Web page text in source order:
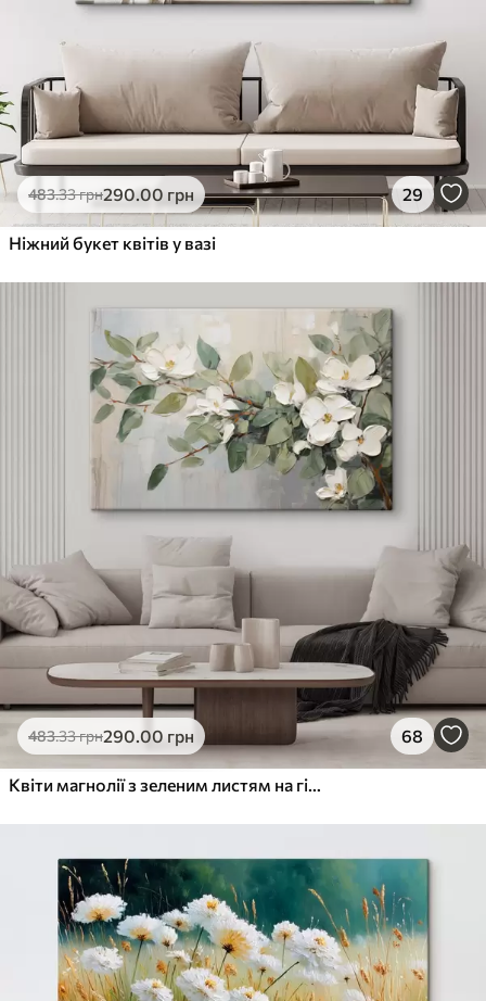
483.33грн290.00 грн 29
Ніжний букет квітів у вазі
483.33грн290.00 грн 68
Квіти магнолії з зеленим листям на гілці, фактурний стиль імпасто, м'яка кольорова палітра